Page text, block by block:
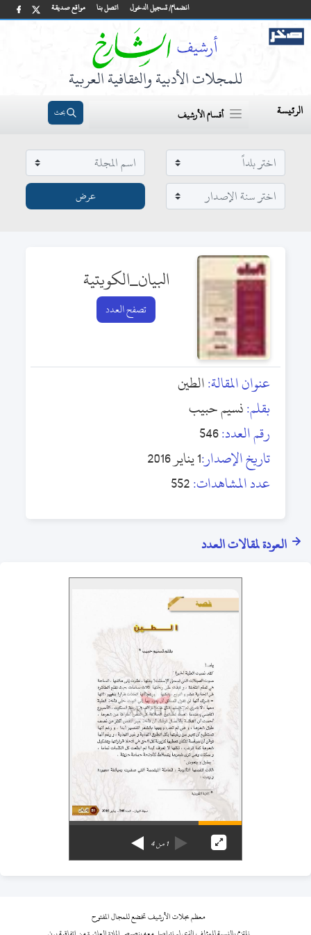
مواقع صديقة اتصل بنا انضمام/ تسجيل الدخول
للمجلات الأدبية والثقافية العربية
الرئيسة أقسام الأرشيف بحث
البيان_الكويتية
تصفح العدد
عنوان المقالة:الطين
بقلم:نسيم حبيب
رقم العدد:546
تاريخ الإصدار:1 يناير 2016
عدد المشاهدات:552
العودة لمقالات العدد
1من4
معظم مجلات الأرشيف تخضع للمجال المفتوح